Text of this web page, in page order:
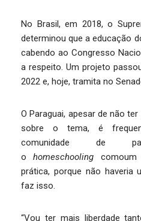
No Brasil, em 2018, o
determinou que a educação
cabendo ao Congresso
a respeito. Um projeto
2022 e, hoje, tramita no
O Paraguai, apesar de não
sobre o tema, é
comunidade de
ohomeschooling
prática, porque não haveria
faz isso.
“Vou ter mais liberdade